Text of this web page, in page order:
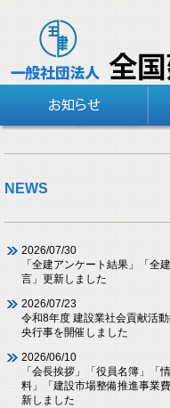
NEWS
2026/07/30
「全建アンケート結果」「全
言」更新しました
2026/07/23
令和8年度 建設業社会貢献活
央行事を開催しました
2026/06/10
「会長挨拶」「役員名簿」「
料」「建設市場整備推進事業
新しました